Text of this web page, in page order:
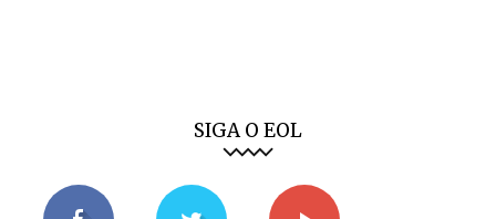
SIGA O EOL